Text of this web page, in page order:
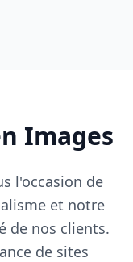
Images
l'occasion de
et notre
de nos clients.
de sites